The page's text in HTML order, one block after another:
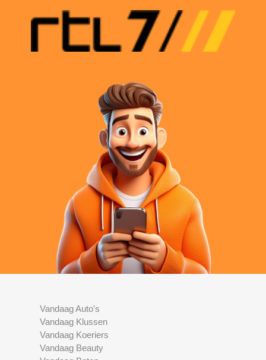
Vandaag Auto's
Vandaag Klussen
Vandaag Koeriers
Vandaag Beauty